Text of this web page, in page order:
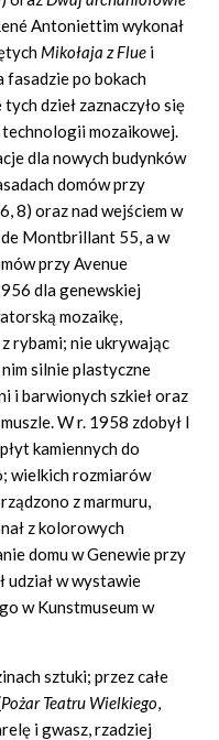
Antoniettim wykonał
Mikołaja z Flue i
fasadzie po bokach
dzieł zaznaczyło się
mozaikowej.
dla nowych budynków
domów przy
8) oraz nad wejściem w
Montbrillant 55, a w
przy Avenue
dla genewskiej
mozaikę,
rybami; nie ukrywając
silnie plastyczne
i barwionych szkieł oraz
W r. 1958 zdobył I
kamiennych do
wielkich rozmiarów
z marmuru,
z kolorowych
domu w Genewie przy
udział w wystawie
w Kunstmuseum w
sztuki; przez całe
Pożar Teatru Wielkiego,
i gwasz, rzadziej